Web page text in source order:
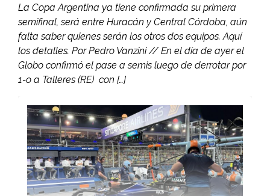
La Copa Argentina ya tiene confirmada su primera
semifinal, será entre Huracán y Central Córdoba, aún
falta saber quienes serán los otros dos equipos. Aquí
los detalles. Por Pedro Vanzini // En el día de ayer el
Globo confirmó el pase a semis luego de derrotar por
1-o a Talleres (RE) con […]